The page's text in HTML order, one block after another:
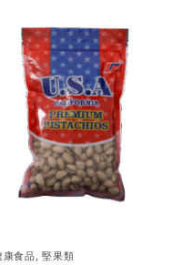
康食品 ,堅果類